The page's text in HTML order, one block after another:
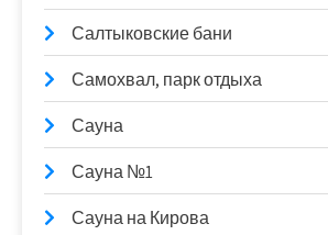
Салтыковские бани
Самохвал, парк отдыха
Сауна
Сауна №1
Сауна на Кирова